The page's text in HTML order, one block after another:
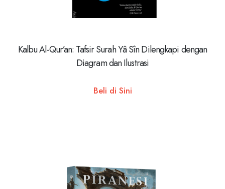
Kalbu Al-Qur’an: Tafsir Surah Yâ Sîn Dilengkapi dengan
Diagram dan Ilustrasi
Beli di Sini